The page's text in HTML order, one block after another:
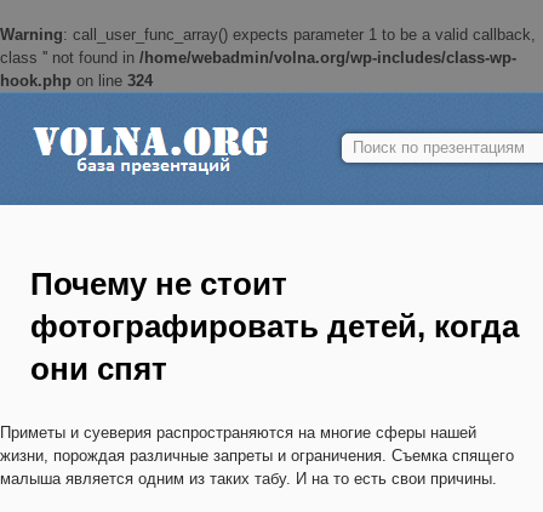
Warning: call_user_func_array() expects parameter 1 to be a valid callback,
class '' not found in /home/webadmin/volna.org/wp-includes/class-wp-
hook.php on line 324
Найти:
Почему не стоит
фотографировать детей, когда
они спят
Приметы и суеверия распространяются на многие сферы нашей
жизни, порождая различные запреты и ограничения. Съемка спящего
малыша является одним из таких табу. И на то есть свои причины.